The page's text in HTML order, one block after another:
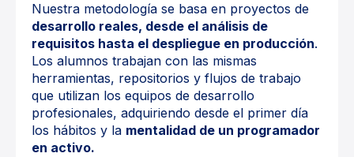
Nuestra metodología se basa en proyectos de
desarrollo reales, desde el análisis de
requisitos hasta el despliegue en producción.
Los alumnos trabajan con las mismas
herramientas, repositorios y flujos de trabajo
que utilizan los equipos de desarrollo
profesionales, adquiriendo desde el primer día
los hábitos y la mentalidad de un programador
en activo.